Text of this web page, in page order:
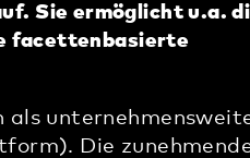
Sie ermöglicht u.a.
facettenbasierte
als
Die